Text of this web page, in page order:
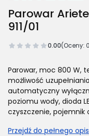
Parowar
911/01
0.00(Oceny:
Parowar, moc 800 W,
możliwość
automatyczny
poziomu wody, dioda
czyszczenie, pojemnik
Przejdź do pełnego